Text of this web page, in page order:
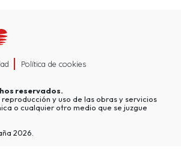
Política de cookies
reservados.
reproducción y uso de las obras y servicios
o cualquier otro medio que se juzgue
2026.